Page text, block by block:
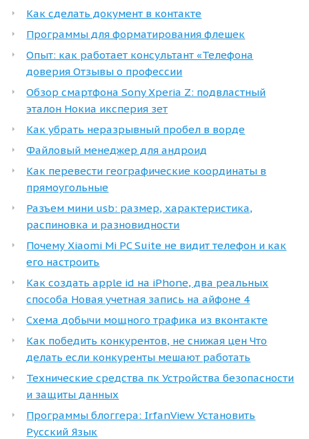
Как сделать документ в контакте
Программы для форматирования флешек
Опыт: как работает консультант «Телефона
доверия Отзывы о профессии
Обзор смартфона Sony Xperia Z: подвластный
эталон Нокиа иксперия зет
Как убрать неразрывный пробел в ворде
Файловый менеджер для андроид
Как перевести географические координаты в
прямоугольные
Разъем мини usb: размер, характеристика,
распиновка и разновидности
Почему Xiaomi Mi PC Suite не видит телефон и как
его настроить
Как создать apple id на iPhone, два реальных
способа Новая учетная запись на айфоне 4
Схема добычи мощного трафика из вконтакте
Как победить конкурентов, не снижая цен Что
делать если конкуренты мешают работать
Технические средства пк Устройства безопасности
и защиты данных
Программы блоггера: IrfanView Установить
Русский Язык